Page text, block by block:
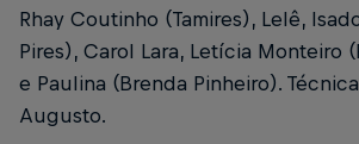
Rhay Coutinho (Tamires), Lelê,
Pires), Carol Lara, Letícia Monteiro
e Paulina (Brenda Pinheiro).
Augusto.